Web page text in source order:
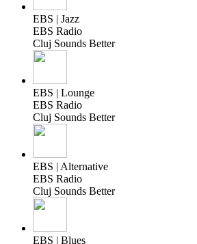
EBS | Jazz
EBS Radio
Cluj Sounds Better
EBS | Lounge
EBS Radio
Cluj Sounds Better
EBS | Alternative
EBS Radio
Cluj Sounds Better
EBS | Blues